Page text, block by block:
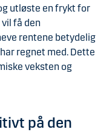
utløste en frykt for
få den
rentene betydelig
regnet med. Dette
veksten og
på den